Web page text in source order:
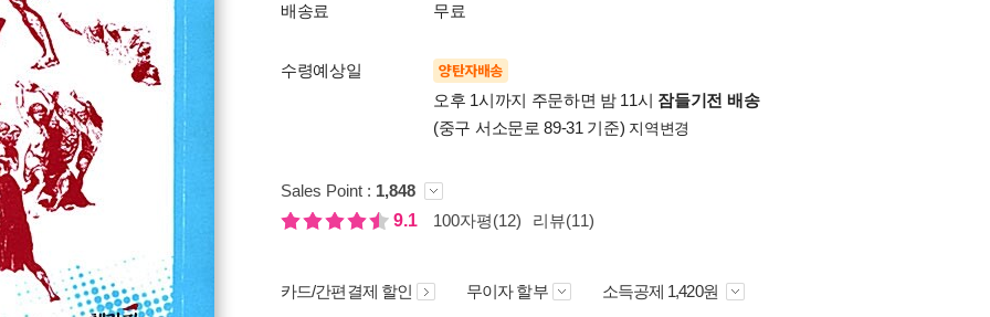
배송료 무료
수령예상일 양탄자배송
오후 1시까지 주문하면 밤 11시 잠들기전 배송
(중구 서소문로 89-31 기준) 지역변경
Sales Point : 1,848
9.1
100자평(12) 리뷰(11)
카드/간편결제 할인 무이자 할부 소득공제 1,420원